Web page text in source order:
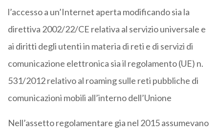
l’accesso a un’Internet aperta modificando sia la
direttiva 2002/22/CE relativa al servizio universale e
ai diritti degli utenti in materia di reti e di servizi di
comunicazione elettronica sia il regolamento (UE) n.
531/2012 relativo al roaming sulle reti pubbliche di
comunicazioni mobili all’interno dell’Unione
Nell’assetto regolamentare gia nel 2015 assumevano